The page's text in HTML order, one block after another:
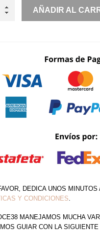
AÑADIR AL
DEDICA UNOS
Y CONDICIONES
MANEJAMOS MUCHA
GUIAR CON LA